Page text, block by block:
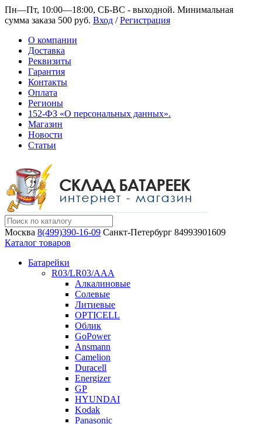
Пн—Пт, 10:00—18:00, СБ-ВС - выходной. Минимальная
сумма заказа 500 руб. Вход /Регистрация
О компании
Доставка
Реквизиты
Гарантия
Контакты
Оплата
Регионы
152-ФЗ «О персональных данных».
Магазин
Новости
Статьи
Москва 8(499)390-16-09 Санкт-Петербург 84993901609
Каталог товаров
Батарейки
R03/LR03/AAA
Алкалиновые
Солевые
Литиевые
OPTICELL
Облик
GoPower
Ansmann
Camelion
Duracell
Energizer
GP
HYUNDAI
Kodak
Panasonic